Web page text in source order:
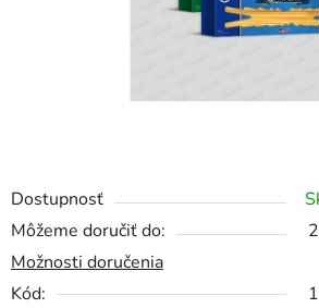
Dostupnosť
Môžeme doručiť do:
Možnosti doručenia
Kód: